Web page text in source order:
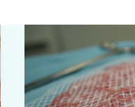
on
reprendre
une